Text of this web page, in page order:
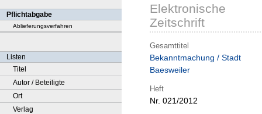
Pflichtabgabe
Ablieferungsverfahren
Listen
Titel
Autor / Beteiligte
Ort
Verlag
Elektronische
Zeitschrift
Gesamttitel
Bekanntmachung / Stadt
Baesweiler
Heft
Nr. 021/2012